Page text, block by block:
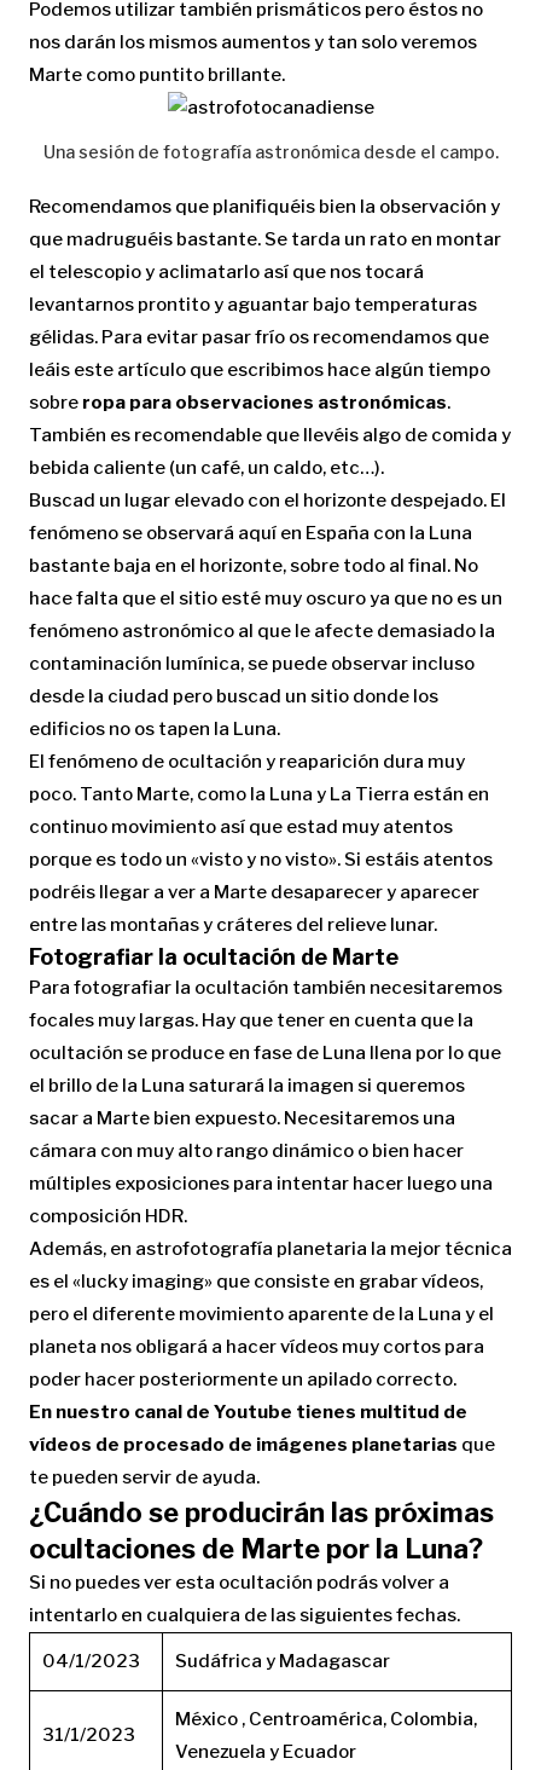
Podemos utilizar también prismáticos pero éstos no
nos darán los mismos aumentos y tan solo veremos
Marte como puntito brillante.
Una sesión de fotografía astronómica desde el campo.
Recomendamos que planifiquéis bien la observación y
que madruguéis bastante. Se tarda un rato en montar
el telescopio y aclimatarlo así que nos tocará
levantarnos prontito y aguantar bajo temperaturas
gélidas. Para evitar pasar frío os recomendamos que
leáis este artículo que escribimos hace algún tiempo
sobre ropa para observaciones astronómicas.
También es recomendable que llevéis algo de comida y
bebida caliente (un café, un caldo, etc…).
Buscad un lugar elevado con el horizonte despejado. El
fenómeno se observará aquí en España con la Luna
bastante baja en el horizonte, sobre todo al final. No
hace falta que el sitio esté muy oscuro ya que no es un
fenómeno astronómico al que le afecte demasiado la
contaminación lumínica, se puede observar incluso
desde la ciudad pero buscad un sitio donde los
edificios no os tapen la Luna.
El fenómeno de ocultación y reaparición dura muy
poco. Tanto Marte, como la Luna y La Tierra están en
continuo movimiento así que estad muy atentos
porque es todo un «visto y no visto». Si estáis atentos
podréis llegar a ver a Marte desaparecer y aparecer
entre las montañas y cráteres del relieve lunar.
Fotografiar la ocultación de Marte
Para fotografiar la ocultación también necesitaremos
focales muy largas. Hay que tener en cuenta que la
ocultación se produce en fase de Luna llena por lo que
el brillo de la Luna saturará la imagen si queremos
sacar a Marte bien expuesto. Necesitaremos una
cámara con muy alto rango dinámico o bien hacer
múltiples exposiciones para intentar hacer luego una
composición HDR.
Además, en astrofotografía planetaria la mejor técnica
es el «lucky imaging» que consiste en grabar vídeos,
pero el diferente movimiento aparente de la Luna y el
planeta nos obligará a hacer vídeos muy cortos para
poder hacer posteriormente un apilado correcto.
En nuestro canal de Youtube tienes multitud de
vídeos de procesado de imágenes planetarias que
te pueden servir de ayuda.
¿Cuándo se producirán las próximas
ocultaciones de Marte por la Luna?
Si no puedes ver esta ocultación podrás volver a
intentarlo en cualquiera de las siguientes fechas.
04/1/2023 Sudáfrica y Madagascar
31/1/2023
México , Centroamérica, Colombia,
Venezuela y Ecuador